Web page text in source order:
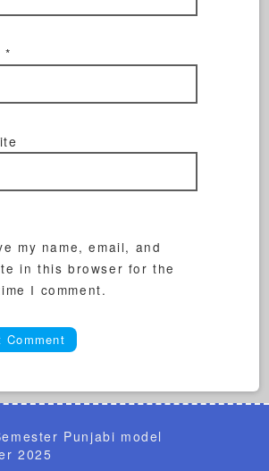
*
my name, email, and
in this browser for the
I comment.
Punjabi model
2025